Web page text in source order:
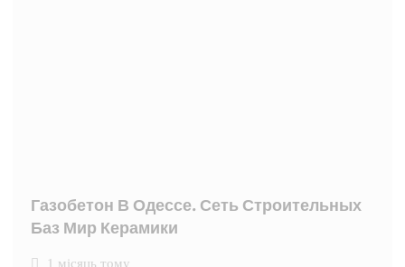
Газобетон В Одессе. Сеть Строительных
Баз Мир Керамики
1 місяць тому